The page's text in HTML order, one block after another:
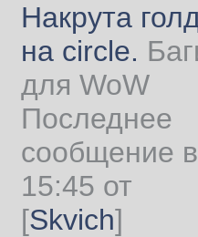
Накрута
на circle.
для WoW
Последнее
сообщение в
15:45 от
[Skvich]